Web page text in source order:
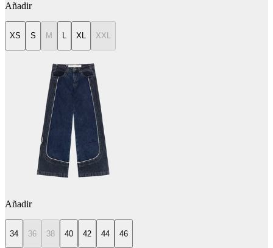
Añadir
XS S M L XL XXL
Añadir
34 36 38 40 42 44 46